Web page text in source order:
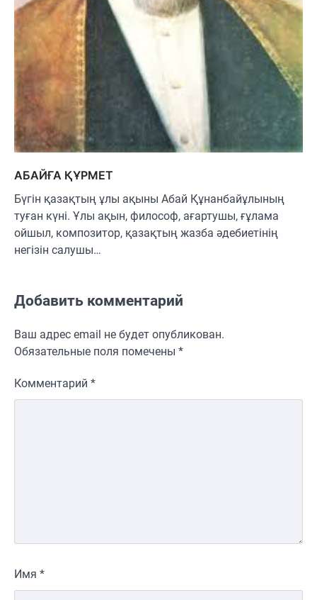
АБАЙҒА ҚҰРМЕТ
Бүгін қазақтың ұлы ақыны Абай Құнанбайұлының
туған күні. Ұлы ақын, философ, ағартушы, ғұлама
ойшыл, композитор, қазақтың жазба әдебиетінің
негізін салушы…
Добавить комментарий
Ваш адрес email не будет опубликован.
Обязательные поля помечены *
Комментарий *
Имя *